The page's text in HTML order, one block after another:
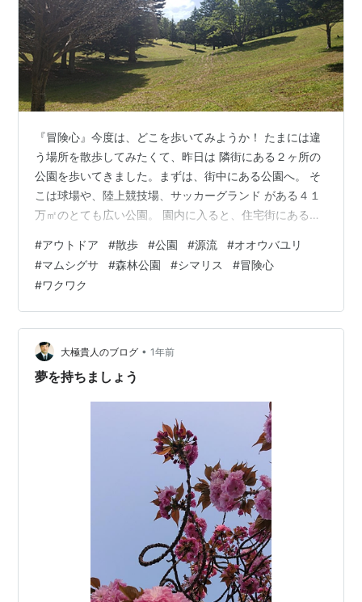
『冒険心』今度は、どこを歩いてみようか！ たまには違
う場所を散歩してみたくて、昨日は 隣街にある２ヶ所の
公園を歩いてきました。まずは、街中にある公園へ。 そ
こは球場や、陸上競技場、サッカーグランド がある４１
万㎡のとても広い公園。 園内に入ると、住宅街にあると
とうと 流れているのです。 川のせせらぎが爽やかで、涼
しさを感じさせて くれました。散策路は、広く刈り取ら
れていて歩きやすくて たくさんの野鳥の囀りが、聴こえ
てきました。 夏の暑い日の散歩に、うってつけの場所だ
と、 思いました。沿道は、熊笹に覆われて、花は咲いて
いません でしたが、『オオ…
#アウトドア #散歩 #公園 #源流 #オオウバユリ
#マムシグサ #森林公園 #シマリス #冒険心
#ワクワク
大極貴人のブログ • 1年前
夢を持ちましょう